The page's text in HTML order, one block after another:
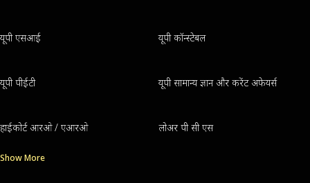
यूपी एसआई यूपी कॉन्स्टेबल
यूपी पीईटी यूपी सामान्य ज्ञान और करेंट अफेयर्स
हाईकोर्ट आरओ / एआरओ लोअर पी सी एस
Show More